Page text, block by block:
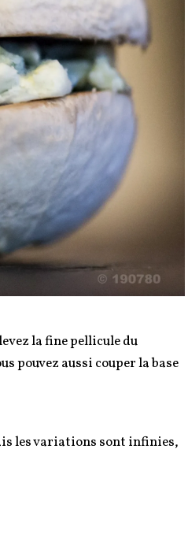
la fine pellicule du
pouvez aussi couper la base
les variations sont infinies,